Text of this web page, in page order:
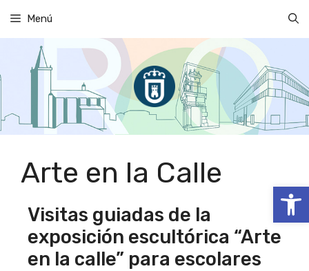
Abrir
contenido
Menú
Arte en la Calle
Visitas guiadas de la
exposición escultórica “Arte
en la calle” para escolares